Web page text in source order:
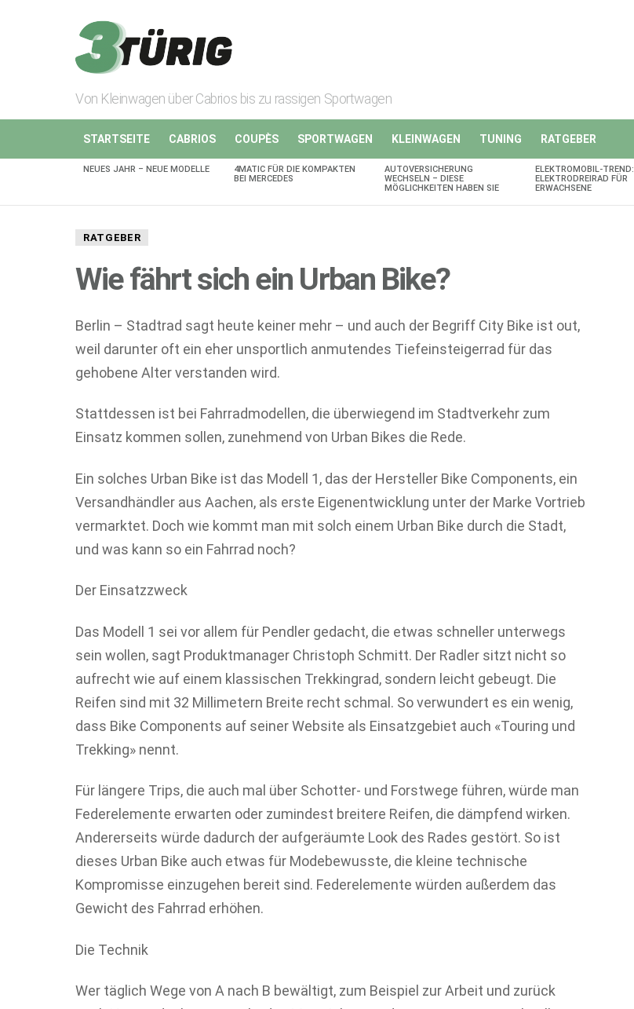
Von Kleinwagen über Cabrios bis zu rassigen Sportwagen
STARTSEITE CABRIOS COUPÈS SPORTWAGEN KLEINWAGEN TUNING RATGEBER
AKTUELLES
NEUES JAHR – NEUE MODELLE
4MATIC FÜR DIE KOMPAKTEN
BEI MERCEDES
AUTOVERSICHERUNG
WECHSELN – DIESE
MÖGLICHKEITEN HABEN SIE
ELEKTROMOBIL-TREND:
ELEKTRODREIRAD FÜR
ERWACHSENE
RATGEBER
Wie fährt sich ein Urban Bike?
Berlin – Stadtrad sagt heute keiner mehr – und auch der Begriff City Bike ist out,
weil darunter oft ein eher unsportlich anmutendes Tiefeinsteigerrad für das
gehobene Alter verstanden wird.
Stattdessen ist bei Fahrradmodellen, die überwiegend im Stadtverkehr zum
Einsatz kommen sollen, zunehmend von Urban Bikes die Rede.
Ein solches Urban Bike ist das Modell 1, das der Hersteller Bike Components, ein
Versandhändler aus Aachen, als erste Eigenentwicklung unter der Marke Vortrieb
vermarktet. Doch wie kommt man mit solch einem Urban Bike durch die Stadt,
und was kann so ein Fahrrad noch?
Der Einsatzzweck
Das Modell 1 sei vor allem für Pendler gedacht, die etwas schneller unterwegs
sein wollen, sagt Produktmanager Christoph Schmitt. Der Radler sitzt nicht so
aufrecht wie auf einem klassischen Trekkingrad, sondern leicht gebeugt. Die
Reifen sind mit 32 Millimetern Breite recht schmal. So verwundert es ein wenig,
dass Bike Components auf seiner Website als Einsatzgebiet auch «Touring und
Trekking» nennt.
Für längere Trips, die auch mal über Schotter- und Forstwege führen, würde man
Federelemente erwarten oder zumindest breitere Reifen, die dämpfend wirken.
Andererseits würde dadurch der aufgeräumte Look des Rades gestört. So ist
dieses Urban Bike auch etwas für Modebewusste, die kleine technische
Kompromisse einzugehen bereit sind. Federelemente würden außerdem das
Gewicht des Fahrrad erhöhen.
Die Technik
Wer täglich Wege von A nach B bewältigt, zum Beispiel zur Arbeit und zurück